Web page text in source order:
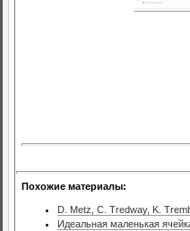
Похожие материалы:
D. Metz, C. Tredway, K.
Идеальная маленькая